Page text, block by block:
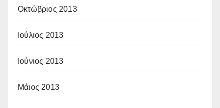
Οκτώβριος 2013
Ιούλιος 2013
Ιούνιος 2013
Μάιος 2013